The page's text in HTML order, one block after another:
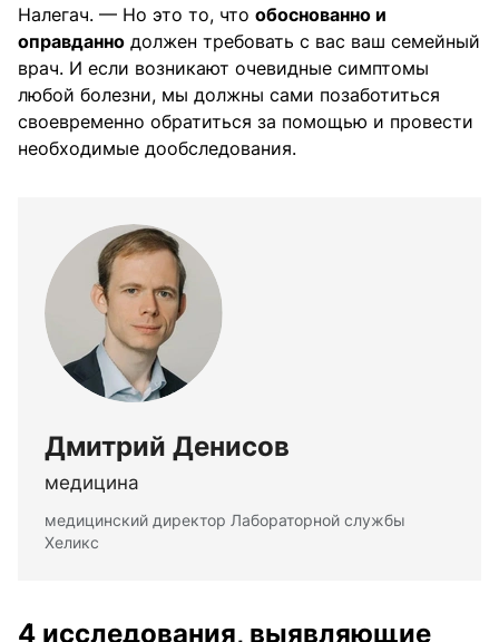
Налегач. — Но это то, что обоснованно и
оправданно должен требовать с вас ваш семейный
врач. И если возникают очевидные симптомы
любой болезни, мы должны сами позаботиться
своевременно обратиться за помощью и провести
необходимые дообследования.
Дмитрий Денисов
медицина
медицинский директор Лабораторной службы
Хеликс
4 исследования, выявляющие